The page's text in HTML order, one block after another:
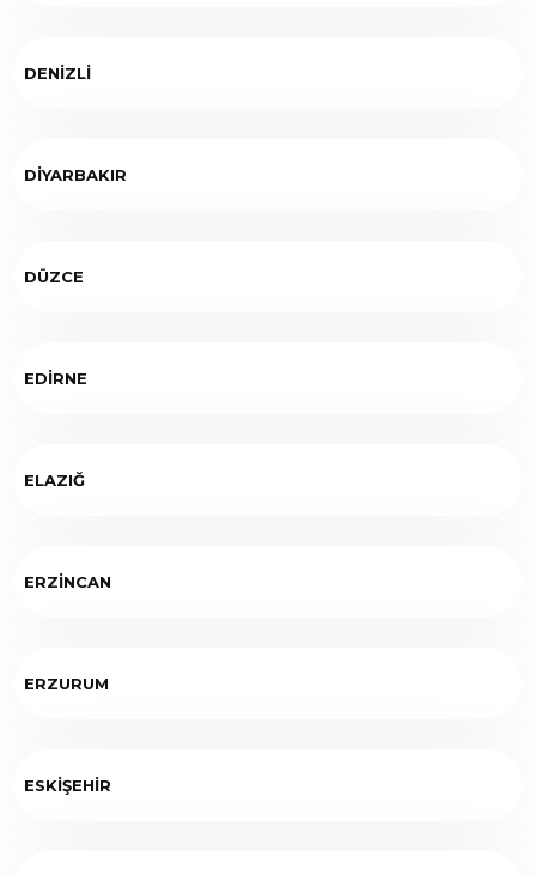
DENİZLİ
DİYARBAKIR
DÜZCE
EDİRNE
ELAZIĞ
ERZİNCAN
ERZURUM
ESKİŞEHİR